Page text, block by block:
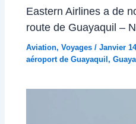
Eastern Airlines a de
route de Guayaquil –
Aviation,Voyages /Janvier
aéroport de Guayaquil,